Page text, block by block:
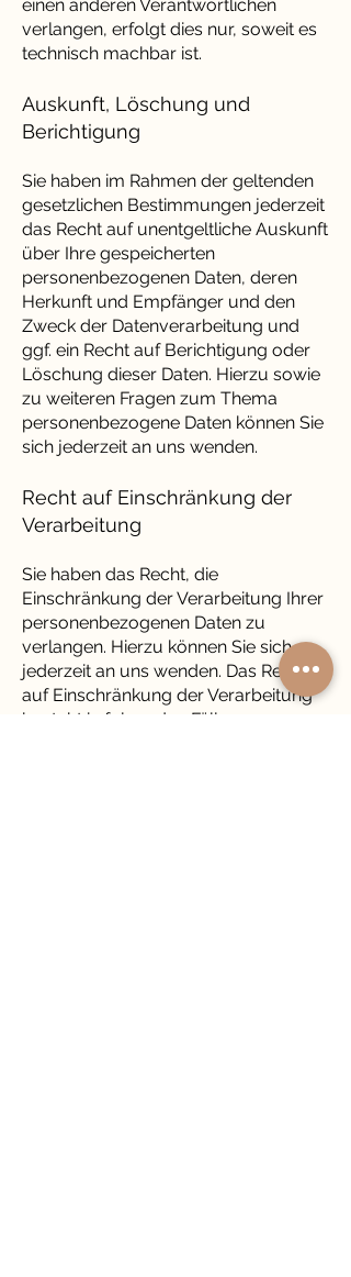
einen anderen Verantwortlichen
verlangen, erfolgt dies nur, soweit es
technisch machbar ist.
Auskunft, Löschung und
Berichtigung
Sie haben im Rahmen der geltenden
gesetzlichen Bestimmungen jederzeit
das Recht auf unentgeltliche Auskunft
über Ihre gespeicherten
personenbezogenen Daten, deren
Herkunft und Empfänger und den
Zweck der Datenverarbeitung und
ggf. ein Recht auf Berichtigung oder
Löschung dieser Daten. Hierzu sowie
zu weiteren Fragen zum Thema
personenbezogene Daten können Sie
sich jederzeit an uns wenden.
Recht auf Einschränkung der
Verarbeitung
Sie haben das Recht, die
Einschränkung der Verarbeitung Ihrer
personenbezogenen Daten zu
verlangen. Hierzu können Sie sich
jederzeit an uns wenden. Das Recht
auf Einschränkung der Verarbeitung
besteht in folgenden Fällen: